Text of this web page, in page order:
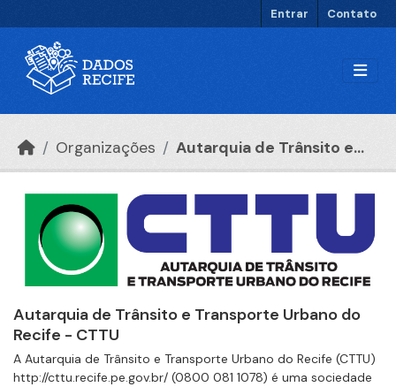
Entrar Contato
Organizações Autarquia de Trânsito e...
Autarquia de Trânsito e Transporte Urbano do
Recife - CTTU
A Autarquia de Trânsito e Transporte Urbano do Recife (CTTU)
http://cttu.recife.pe.gov.br/ (0800 081 1078) é uma sociedade